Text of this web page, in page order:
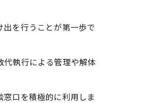
を行うことが第一歩で
執行による管理や解体
口を積極的に利用しま